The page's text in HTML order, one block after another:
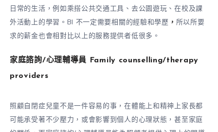
日常的生活，例如乘搭公共交通工具、去公園遊玩、在校及課
外活動上的學習。BI 不一定需要相關的經驗和學歷 ， 所以所要
求的薪金也會相對比以上的服務提供者低很多。
家庭諮詢/心理輔導員 Family counselling/therapy
providers
照顧自閉症兒童不是一件容易的事，在體能上和精神上家長都
可能承受著不少壓力，或會影響到個人的心理狀態，甚至家庭